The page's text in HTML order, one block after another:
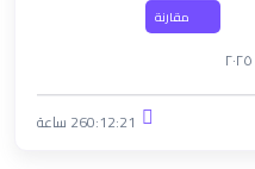
مقارنة
260:12:21 ساعة